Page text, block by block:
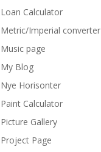
Loan Calculator
Metric/Imperial converter
Music page
My Blog
Nye Horisonter
Paint Calculator
Picture Gallery
Project Page